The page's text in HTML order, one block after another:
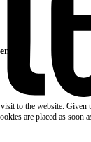
to the website. Given
are placed as soon